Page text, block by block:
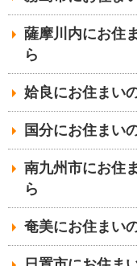
薩摩川内にお住
ら
姶良にお住まい
国分にお住まい
南九州市にお住
ら
奄美にお住まい